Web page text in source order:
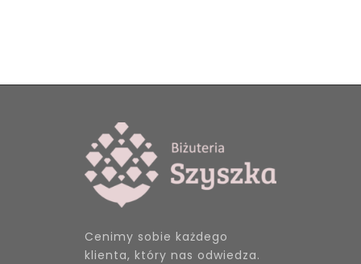
Cenimy sobie każdego
klienta, który nas odwiedza.